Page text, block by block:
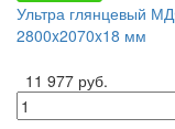
Ультра глянцевый
2800x2070x18 мм
11 977 руб.